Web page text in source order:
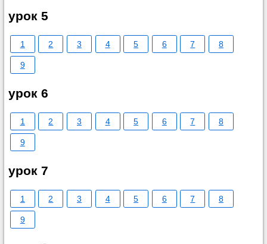
урок 5
1 2 3 4 5 6 7 8
9
урок 6
1 2 3 4 5 6 7 8
9
урок 7
1 2 3 4 5 6 7 8
9